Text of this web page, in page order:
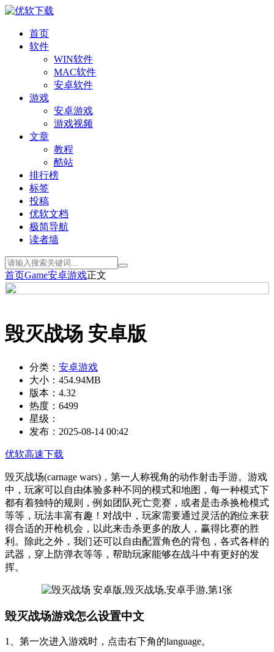
首页
软件
WIN软件
MAC软件
安卓软件
游戏
安卓游戏
游戏视频
文章
教程
酷站
排行榜
标签
投稿
优软文档
极简导航
读者墙
首页Game安卓游戏正文
毁灭战场 安卓版
分类： 安卓游戏
大小： 454.94MB
版本： 4.32
热度： 6499
星级：
发布： 2025-08-14 00:42
优软高速下载
毁灭战场(carnage wars)，第一人称视角的动作射击手游。游戏
中，玩家可以自由体验多种不同的模式和地图，每一种模式下
都有着独特的规则，例如团队死亡竞赛，或者是击杀换枪模式
等等，玩法丰富有趣！对战中，玩家需要通过灵活的跑位来获
得合适的开枪机会，以此来击杀更多的敌人，赢得比赛的胜
利。除此之外，我们还可以自由配置角色的背包，各式各样的
武器，穿上防弹衣等等，帮助玩家能够在战斗中有更好的发
挥。
毁灭战场游戏怎么设置中文
1、第一次进入游戏时，点击右下角的language。